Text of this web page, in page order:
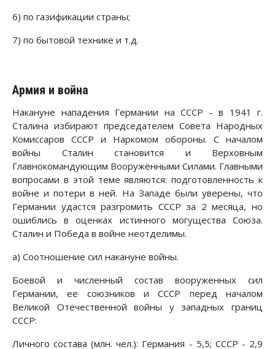
6) по газификации страны;
7) по бытовой технике и т.д.
Армия и война
Накануне нападения Германии на СССР - в 1941 г.
Сталина избирают председателем Совета Народных
Комиссаров СССР и Наркомом обороны. С началом
войны Сталин становится и Верховным
Главнокомандующим Вооружёнными Силами. Главными
вопросами в этой теме являются: подготовленность к
войне и потери в ней. На Западе были уверены, что
Германии удастся разгромить СССР за 2 месяца, но
ошиблись в оценках истинного могущества Союза.
Сталин и Победа в войне неотделимы.
а) Соотношение сил накануне войны.
Боевой и численный состав вооруженных сил
Германии, ее союзников и СССР перед началом
Великой Отечественной войны у западных границ
СССР:
Личного состава (млн. чел.): Германия - 5,5; СССР - 2,9